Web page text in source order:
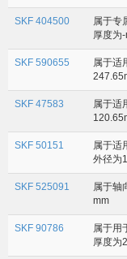
SKF 404500
属于专
厚度为
SKF 590655
属于适
SKF 47583
属于适
SKF 50151
属于适
外径为
SKF 525091
属于轴
mm
SKF 90786
属于用
厚度为